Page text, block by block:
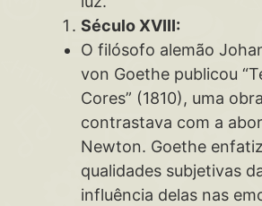
Século XVIII:
O filósofo alemão
von Goethe publicou
Cores” (1810), uma
contrastava com a
Newton. Goethe
qualidades subjetivas
influência delas nas